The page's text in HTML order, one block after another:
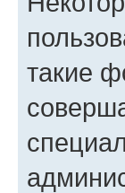
такие